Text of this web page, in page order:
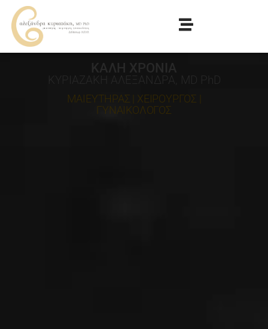
ΚΑΛΗ ΧΡΟΝΙΑ
ΚΥΡΙΑΖΑΚΗ ΑΛΕΞΑΝΔΡΑ, MD PhD
ΜΑΙΕΥΤΗΡΑΣ | ΧΕΙΡΟΥΡΓΟΣ |
ΓΥΝΑΙΚΟΛΟΓΟΣ